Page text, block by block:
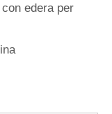
edera per